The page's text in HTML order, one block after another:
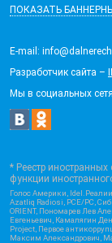
ПОКАЗАТЬ
E-mail:
Разработчик сайта –
Мы в социальных
* Реестр
функции
Голос Америки,
Azatliq Radiosi, PCE/PC,
ORIENT, Пономарев Лев
Евгеньевич, Камалягин
Project, Первое
Максим Александрович,